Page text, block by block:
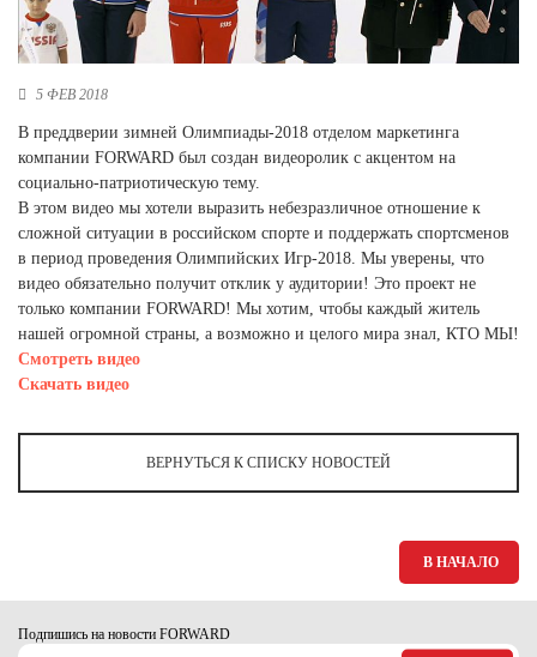
Новосибирская область (3)
Омская область (5)
Республика Крым (1)
Республика Татарстан (2)
Ростовская область (2)
Самарская область (1)
Санкт-Петербург и ЛО (3)
Саратовская область (1)
Свердловская область (5)
Северная Осетия (2)
Смоленская область (1)
Ставропольский край (5)
Тюменская область (3)
Ямало-Ненецкий автономный округ (1)
5 ФЕВ 2018
В преддверии зимней Олимпиады-2018 отделом маркетинга
компании FORWARD был создан видеоролик с акцентом на
социально-патриотическую тему.
В этом видео мы хотели выразить небезразличное отношение к
сложной ситуации в российском спорте и поддержать спортсменов
в период проведения Олимпийских Игр-2018. Мы уверены, что
видео обязательно получит отклик у аудитории! Это проект не
только компании FORWARD! Мы хотим, чтобы каждый житель
нашей огромной страны, а возможно и целого мира знал, КТО МЫ!
Смотреть видео
Скачать видео
ВЕРНУТЬСЯ К СПИСКУ НОВОСТЕЙ
В НАЧАЛО
Подпишись на новости FORWARD